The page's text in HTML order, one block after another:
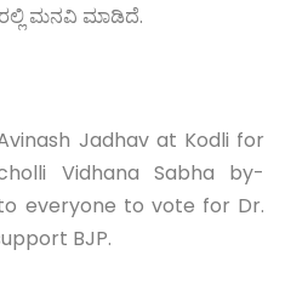
ಮನವಿ ಮಾಡಿದೆ.
Jadhav at Kodli for
Vidhana Sabha by-
everyone to vote for Dr.
BJP.